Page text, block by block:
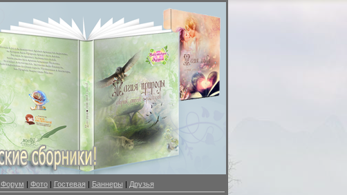
Форум | Фото| Гостевая | Баннеры | Друзья